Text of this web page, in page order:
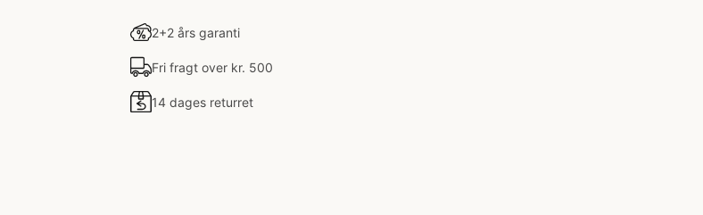
2+2 års garanti
Fri fragt over kr. 500
14 dages returret